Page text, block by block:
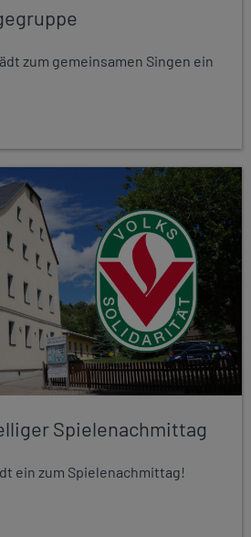
zum gemeinsamen Singen ein
Spielenachmittag
ein zum Spielenachmittag!